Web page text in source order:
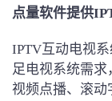
点量软件提供
IPTV互动电视
足电视系统需求
视频点播、滚